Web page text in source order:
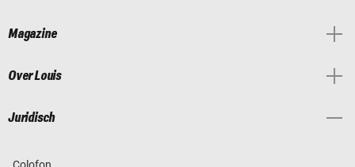
Magazine
Over Louis
Juridisch